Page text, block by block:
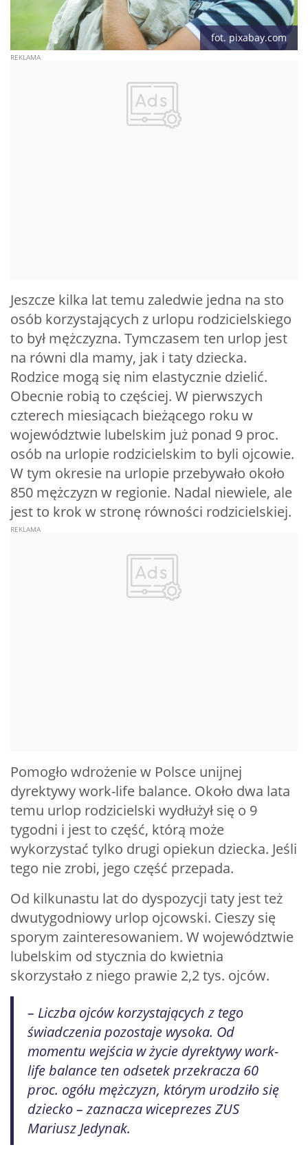
fot. pixabay.com
Jeszcze kilka lat temu zaledwie jedna na sto
osób korzystających z urlopu rodzicielskiego
to był mężczyzna. Tymczasem ten urlop jest
na równi dla mamy, jak i taty dziecka.
Rodzice mogą się nim elastycznie dzielić.
Obecnie robią to częściej. W pierwszych
czterech miesiącach bieżącego roku w
województwie lubelskim już ponad 9 proc.
osób na urlopie rodzicielskim to byli ojcowie.
W tym okresie na urlopie przebywało około
850 mężczyzn w regionie. Nadal niewiele, ale
jest to krok w stronę równości rodzicielskiej.
Pomogło wdrożenie w Polsce unijnej
dyrektywy work-life balance. Około dwa lata
temu urlop rodzicielski wydłużył się o 9
tygodni i jest to część, którą może
wykorzystać tylko drugi opiekun dziecka. Jeśli
tego nie zrobi, jego część przepada.
Od kilkunastu lat do dyspozycji taty jest też
dwutygodniowy urlop ojcowski. Cieszy się
sporym zainteresowaniem. W województwie
lubelskim od stycznia do kwietnia
skorzystało z niego prawie 2,2 tys. ojców.
– Liczba ojców korzystających z tego
świadczenia pozostaje wysoka. Od
momentu wejścia w życie dyrektywy work-
life balance ten odsetek przekracza 60
proc. ogółu mężczyzn, którym urodziło się
dziecko – zaznacza wiceprezes ZUS
Mariusz Jedynak.